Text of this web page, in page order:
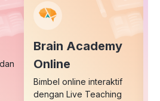
Brain Academy
Online
Bimbel online interaktif
dengan Live Teaching